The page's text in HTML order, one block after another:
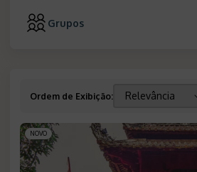
Grupos
Ordem de Exibição:
NOVO